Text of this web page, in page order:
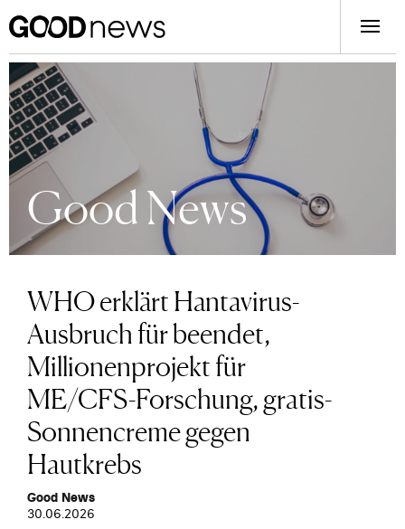
Good News
WHO erklärt Hantavirus-
Ausbruch für beendet,
Millionenprojekt für
ME/CFS-Forschung, gratis-
Sonnencreme gegen
Hautkrebs
Good News
30.06.2026